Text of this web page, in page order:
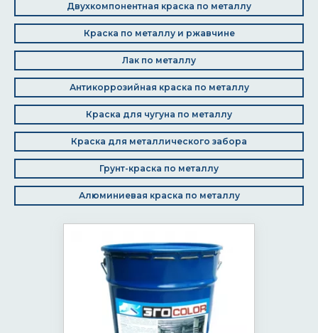
Двухкомпонентная краска по металлу
Краска по металлу и ржавчине
Лак по металлу
Антикоррозийная краска по металлу
Краска для чугуна по металлу
Краска для металлического забора
Грунт-краска по металлу
Алюминиевая краска по металлу